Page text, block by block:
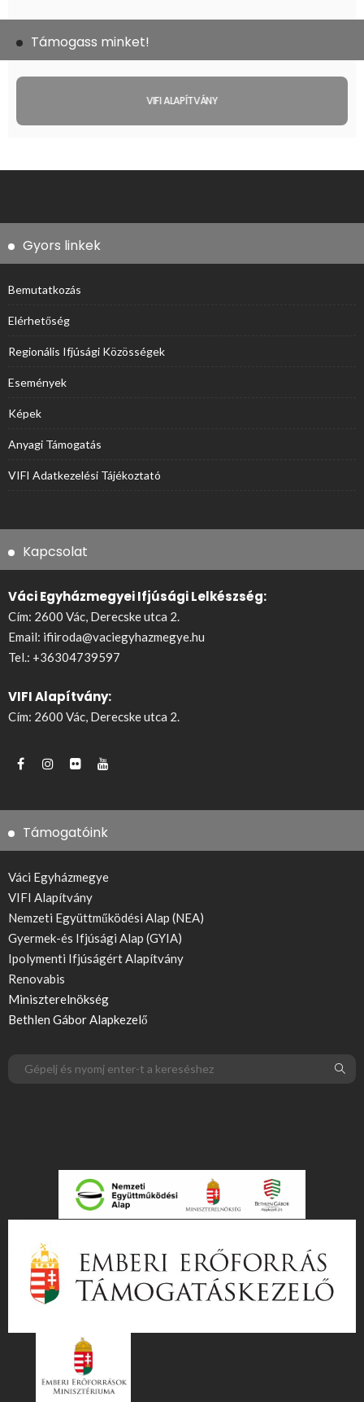
Támogass minket!
VIFI ALAPÍTVÁNY
Gyors linkek
Bemutatkozás
Elérhetőség
Regionális Ifjúsági Közösségek
Események
Képek
Anyagi Támogatás
VIFI Adatkezelési Tájékoztató
Kapcsolat
Váci Egyházmegyei Ifjúsági Lelkészség:
Cím: 2600 Vác, Derecske utca 2.
Email: ifiiroda@vaciegyhazmegye.hu
Tel.: +36304739597
VIFI Alapítvány:
Cím: 2600 Vác, Derecske utca 2.
Támogatóink
Váci Egyházmegye
VIFI Alapítvány
Nemzeti Együttműködési Alap (NEA)
Gyermek-és Ifjúsági Alap (GYIA)
Ipolymenti Ifjúságért Alapítvány
Renovabis
Miniszterelnökség
Bethlen Gábor Alapkezelő